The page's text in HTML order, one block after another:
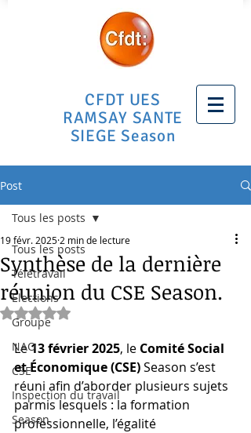
CFDT UES
RAMSAY SANTE
SIEGE Season
Post
Tous les posts
Télétravail
Elections
Groupe
NAO
CSE
Inspection du travail
Season
Tous les posts
Synthèse de la dernière
réunion du CSE Season.
19 févr. 2025 2 min de lecture
Noté NaN étoiles sur 5.
Le 13 février 2025, le Comité Social
et Économique (CSE) Season s’est
réuni afin d’aborder plusieurs sujets
parmis lesquels : la formation
professionnelle, l’égalité